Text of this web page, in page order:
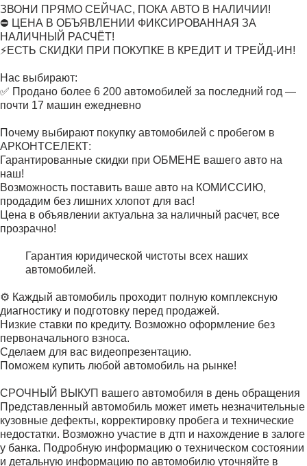
ЗВОНИ ПРЯМО СЕЙЧАС, ПОКА АВТО В НАЛИЧИИ!
⛔ ЦЕНА В ОБЪЯВЛЕНИИ ФИКСИРОВАННАЯ ЗА
НАЛИЧНЫЙ РАСЧЁТ!
⚡ЕСТЬ СКИДКИ ПРИ ПОКУПКЕ В КРЕДИТ И ТРЕЙД-ИН!
Нас выбирают:
✅ Продано более 6 200 автомобилей за последний год —
почти 17 машин ежедневно
Почему выбирают покупку автомобилей с пробегом в
АРКОНТСЕЛЕКТ:
Гарантированные скидки при ОБМЕНЕ вашего авто на
наш!
Возможность поставить ваше авто на КОМИССИЮ,
продадим без лишних хлопот для вас!
Цена в объявлении актуальна за наличный расчет, все
прозрачно!
Гарантия юридической чистоты всех наших
автомобилей.
⚙️ Каждый автомобиль проходит полную комплексную
диагностику и подготовку перед продажей.
Низкие ставки по кредиту. Возможно оформление без
первоначального взноса.
Сделаем для вас видеопрезентацию.
Поможем купить любой автомобиль на рынке!
СРОЧНЫЙ ВЫКУП вашего автомобиля в день обращения
Представленный автомобиль может иметь незначительные
кузовные дефекты, корректировку пробега и технические
недостатки. Возможно участие в дтп и нахождение в залоге
у банка. Подробную информацию о техническом состоянии
и детальную информацию по автомобилю уточняйте в